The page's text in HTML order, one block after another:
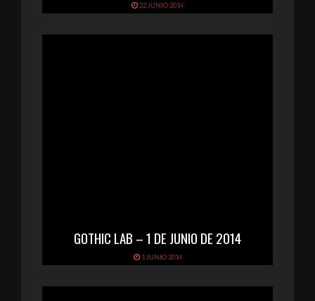
22 JUNIO 2014
GOTHIC LAB – 1 DE JUNIO DE 2014
1 JUNIO 2014